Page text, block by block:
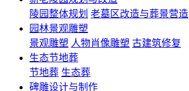
陵园整体规划 老墓区改造与葬景营造
园林景观雕塑
景观雕塑 人物肖像雕塑 古建筑修复
生态节地葬
节地葬 生态葬
碑雕设计与制作